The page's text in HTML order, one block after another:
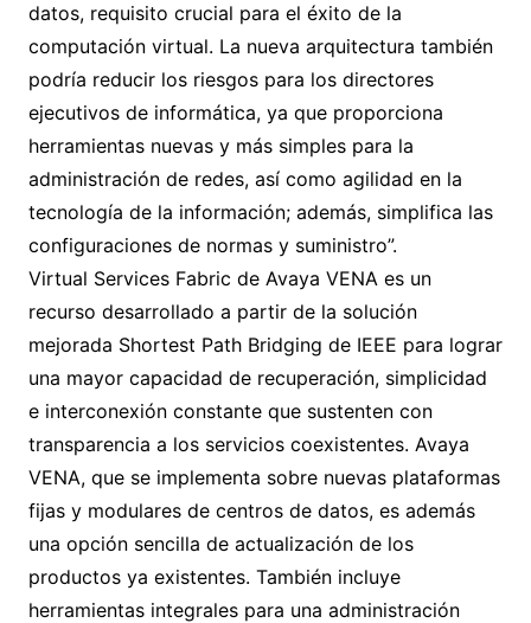
datos, requisito crucial para el éxito de la
computación virtual. La nueva arquitectura también
podría reducir los riesgos para los directores
ejecutivos de informática, ya que proporciona
herramientas nuevas y más simples para la
administración de redes, así como agilidad en la
tecnología de la información; además, simplifica las
configuraciones de normas y suministro”.
Virtual Services Fabric de Avaya VENA es un
recurso desarrollado a partir de la solución
mejorada Shortest Path Bridging de IEEE para lograr
una mayor capacidad de recuperación, simplicidad
e interconexión constante que sustenten con
transparencia a los servicios coexistentes. Avaya
VENA, que se implementa sobre nuevas plataformas
fijas y modulares de centros de datos, es además
una opción sencilla de actualización de los
productos ya existentes. También incluye
herramientas integrales para una administración